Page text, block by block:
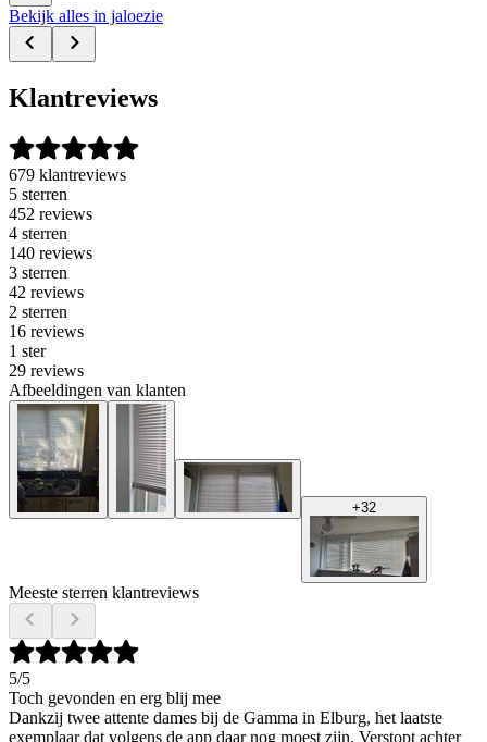
Bekijk alles in jaloezie
Klantreviews
679 klantreviews
5 sterren
452 reviews
4 sterren
140 reviews
3 sterren
42 reviews
2 sterren
16 reviews
1 ster
29 reviews
Afbeeldingen van klanten
+32
Meeste sterren klantreviews
5/5
Toch gevonden en erg blij mee
Dankzij twee attente dames bij de Gamma in Elburg, het laatste
exemplaar dat volgens de app daar nog moest zijn. Verstopt achter